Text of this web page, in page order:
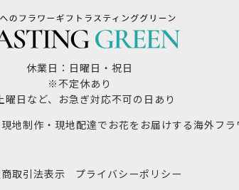
休業日：日曜日・祝日
※不定休あり
曜日など、お急ぎ対応不可の日あり
地制作・現地配達でお花をお届けする海外フラ
取引法表示 プライバシーポリシー